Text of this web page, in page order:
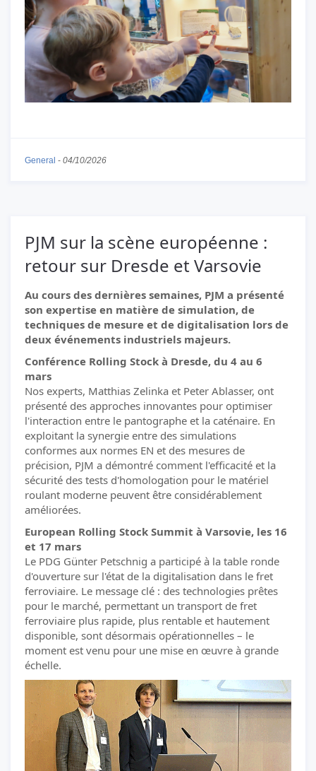
General - 04/10/2026
PJM sur la scène européenne :
retour sur Dresde et Varsovie
Au cours des dernières semaines, PJM a présenté
son expertise en matière de simulation, de
techniques de mesure et de digitalisation lors de
deux événements industriels majeurs.
Conférence Rolling Stock à Dresde, du 4 au 6
mars
Nos experts, Matthias Zelinka et Peter Ablasser, ont
présenté des approches innovantes pour optimiser
l'interaction entre le pantographe et la caténaire. En
exploitant la synergie entre des simulations
conformes aux normes EN et des mesures de
précision, PJM a démontré comment l'efficacité et la
sécurité des tests d'homologation pour le matériel
roulant moderne peuvent être considérablement
améliorées.
European Rolling Stock Summit à Varsovie, les 16
et 17 mars
Le PDG Günter Petschnig a participé à la table ronde
d'ouverture sur l'état de la digitalisation dans le fret
ferroviaire. Le message clé : des technologies prêtes
pour le marché, permettant un transport de fret
ferroviaire plus rapide, plus rentable et hautement
disponible, sont désormais opérationnelles – le
moment est venu pour une mise en œuvre à grande
échelle.